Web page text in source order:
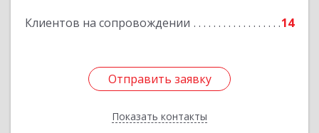
Клиентов на сопровождении 14
Отправить заявку
Показать контакты
Отправить заявку
Назад